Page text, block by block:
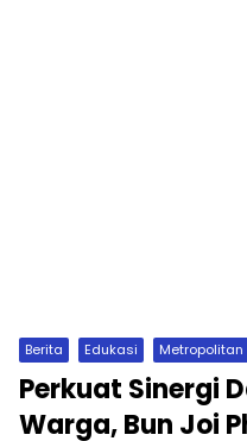
Berita Edukasi Metropolitan
Perkuat Sinergi
Warga, Bun Joi